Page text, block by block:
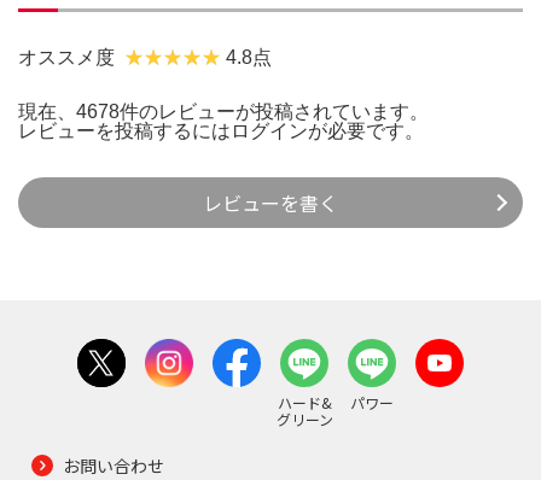
オススメ度 4.8点
現在、4678件のレビューが投稿されています。
レビューを投稿するには ログインが必要です。
レビューを書く
ハード&
グリーン
パワー
お問い合わせ